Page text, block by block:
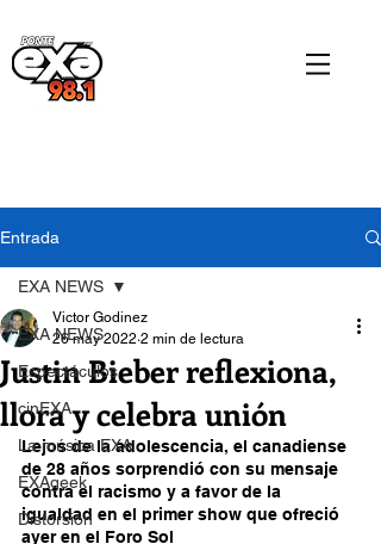
Entrada
EXA NEWS
Espectáculos
cinEXA
La música EXA
EXAgeek
Distorsión
EXA NEWS
Justin Bieber reflexiona,
llora y celebra unión
Victor Godinez
26 may 2022 2 min de lectura
Lejos de la adolescencia, el canadiense
de 28 años sorprendió con su mensaje
contra el racismo y a favor de la
igualdad en el primer show que ofreció
ayer en el Foro Sol